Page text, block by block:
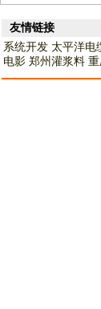
友情链接
系统开发 太平洋电
电影 郑州灌浆料